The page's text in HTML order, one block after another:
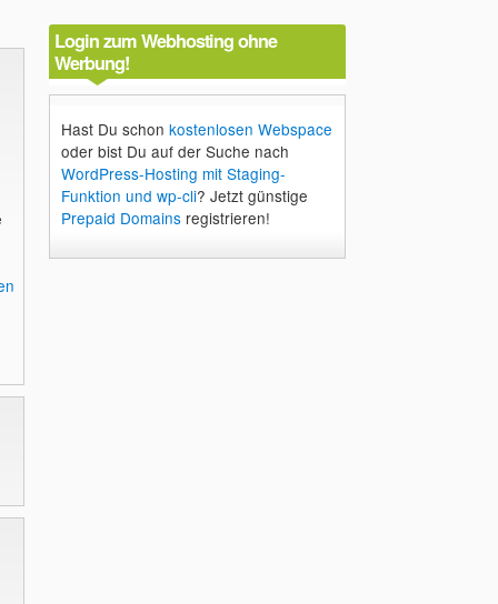
Login zum Webhosting ohne
Werbung!
Hast Du schon kostenlosen Webspace
oder bist Du auf der Suche nach
WordPress-Hosting mit Staging-
Funktion und wp-cli? Jetzt günstige
Prepaid Domainsregistrieren!